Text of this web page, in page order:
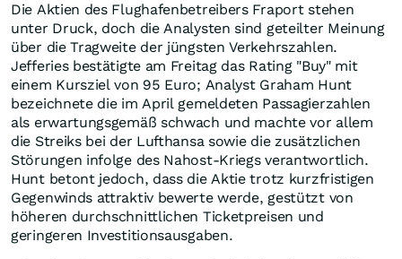
Die Aktien des Flughafenbetreibers Fraport stehen
unter Druck, doch die Analysten sind geteilter Meinung
über die Tragweite der jüngsten Verkehrszahlen.
Jefferies bestätigte am Freitag das Rating "Buy" mit
einem Kursziel von 95 Euro; Analyst Graham Hunt
bezeichnete die im April gemeldeten Passagierzahlen
als erwartungsgemäß schwach und machte vor allem
die Streiks bei der Lufthansa sowie die zusätzlichen
Störungen infolge des Nahost-Kriegs verantwortlich.
Hunt betont jedoch, dass die Aktie trotz kurzfristigen
Gegenwinds attraktiv bewerte werde, gestützt von
höheren durchschnittlichen Ticketpreisen und
geringeren Investitionsausgaben.